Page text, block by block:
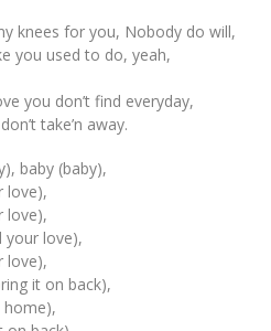
knees for you, Nobody do will,
you used to do, yeah,
you don’t find everyday,
take’n away.
baby (baby),
love),
love),
your love),
love),
it on back),
home),